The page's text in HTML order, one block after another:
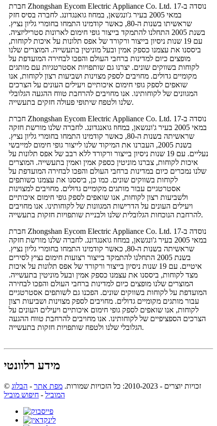
חברת Zhongshan Eycom Electric Appliance Co. Ltd. נוסדה ב-17
במאי 2005 בעיר ג'ונגשאן, במחוז גואנגדונג. לחברה בסיס חזק
שראשיתו בשנות ה-80, כאשר קודמינו התמחו בחומרי גליון נציץ.
בשנת 2005 התחלנו להתמקד בייצור גופי חימום לארונות סטריליזציה.
עם 19 שנות ניסיון בייצור ורקורד של אפס תלונות על איכות לקוחות,
ביססנו את עצמנו כספק אמין ובעל מוניטין בתעשייה. המוצרים שלנו
מופצים כיום למדינות ברחבי העולם והפכו לבחירה המועדפת על
לקוחות בשווקים שונים. יצרנו גם שותפויות אסטרטגיות עם מותגים
מקומיים גדולים. מחויבים לספק מצוינות ושביעות רצון לקוחות, אנו
שואפים לספק גופי חימום איכותיים ויעילים העונים על הצרכים
המגוונים של לקוחותינו. אנו מחויבים להרחבת טווח ההגעה הגלובלי
שלנו ולטפח שיתופי פעולה חזקים בתעשייה.
חברת Zhongshan Eycom Electric Appliance Co. Ltd. נוסדה ב-17
במאי 2005 בעיר ג'ונגשאן, במחוז גואנגדונג. לחברה שלנו מורשת חזקה
שראשיתה בשנות ה-80, כאשר קודמינו התמחו בחומרי גליון נציץ.
בשנת 2005, העברנו את המיקוד שלנו לייצור גופי חימום למייבשי
נעליים. עם 19 שנות ניסיון בייצור ורקורד ללא רבב של אפס תלונות על
איכות לקוחות, צברנו מוניטין כספק אמין ואמין בתעשייה. המוצרים
שלנו נמכרים כיום במדינות ברחבי העולם והפכו לבחירה המועדפת על
לקוחות בשווקים שונים. כמו כן, ביססנו את עצמנו כשותפים
אסטרטגיים עבור מותגים מקומיים גדולים. מחויבים למצוינות
ולשביעות רצון לקוחות, אנו שואפים לספק גופי חימום איכותיים
ויעילים העונים על הדרישות המגוונות של לקוחותינו. אנו מחויבים
להרחבת הנוכחות הגלובלית שלנו ולבניית שותפויות חזקות בתעשייה.
חברת Zhongshan Eycom Electric Appliance Co. Ltd. נוסדה ב-17
במאי 2005 בעיר ג'ונגשאן, במחוז גואנגדונג. לחברה שלנו מורשת חזקה
שראשיתה בשנות ה-80, כאשר קודמינו התמחו בחומרי גליון נציץ.
בשנת 2005 התחלנו להתמקד בייצור רצועות חימום נציץ לסירים
איטיים. עם 19 שנות ניסיון בייצור ורקורד של אפס תלונות על איכות
מצד לקוחות, ביססנו את עצמנו כספק אמין ובעל מוניטין בתעשייה.
המוצרים שלנו מופצים כיום למדינות ברחבי העולם והפכו לבחירה
המועדפת על לקוחות בשווקים שונים. הפכנו גם לשותפים אסטרטגיים
עבור מותגים מקומיים גדולים. מחויבים לספק מצוינות ושביעות רצון
לקוחות, אנו שואפים לספק גופי חימום איכותיים ויעילים העונים על
הצרכים הספציפיים של לקוחותינו. אנו מחויבים להרחבת טווח ההגעה
הגלובלי שלנו ולטפח שותפויות חזקות בתעשייה.
מידע רלוונטי
© זכויות יוצרים - 2010-2023: כל הזכויות שמורות. מפת אתר - הבלוג
המוביל - חיפוש מוביל